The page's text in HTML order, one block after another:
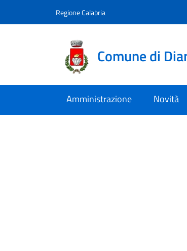
Regione Calabria
Comune di
Amministrazione Novità